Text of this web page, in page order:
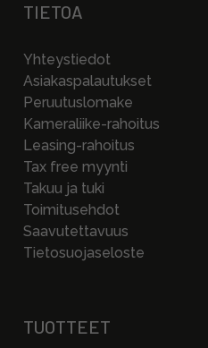
TIETOA
Yhteystiedot
Asiakaspalautukset
Peruutuslomake
Kameraliike-rahoitus
Leasing-rahoitus
Tax free myynti
Takuu ja tuki
Toimitusehdot
Saavutettavuus
Tietosuojaseloste
TUOTTEET